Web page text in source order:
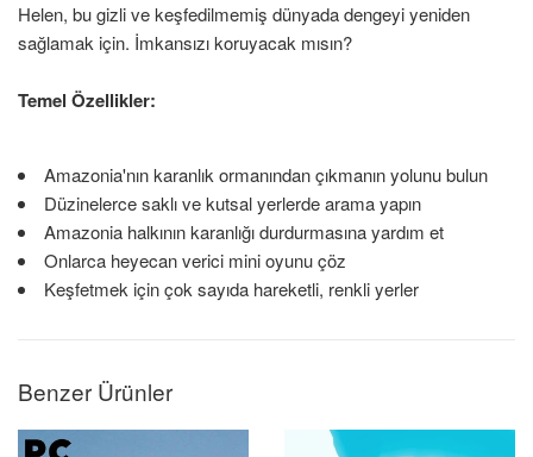
Helen, bu gizli ve keşfedilmemiş dünyada dengeyi yeniden
sağlamak için. İmkansızı koruyacak mısın?
Temel Özellikler:
Amazonia'nın karanlık ormanından çıkmanın yolunu bulun
Düzinelerce saklı ve kutsal yerlerde arama yapın
Amazonia halkının karanlığı durdurmasına yardım et
Onlarca heyecan verici mini oyunu çöz
Keşfetmek için çok sayıda hareketli, renkli yerler
Benzer Ürünler